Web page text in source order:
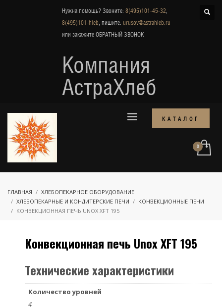
Нужна помощь? Звоните: 8(495)101-45-32,
8(495)101-hleb, пишите: urusov@astrahleb.ru
или закажите ОБРАТНЫЙ ЗВОНОК
Компания
АстраХлеб
КАТАЛОГ
ГЛАВНАЯ
ХЛЕБОПЕКАРНОЕ ОБОРУДОВАНИЕ
ХЛЕБОПЕКАРНЫЕ И КОНДИТЕРСКИЕ ПЕЧИ
КОНВЕКЦИОННЫЕ ПЕЧИ
КОНВЕКЦИОННАЯ ПЕЧЬ UNOX XFT 195
Конвекционная печь Unox XFT 195
Технические характеристики
Количество уровней
4